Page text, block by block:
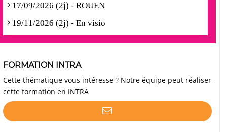
17/09/2026 (2j) - ROUEN
19/11/2026 (2j) - En visio
FORMATION INTRA
Cette thématique vous intéresse ? Notre équipe peut réaliser
cette formation en INTRA